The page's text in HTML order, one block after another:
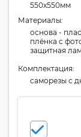
550x550мм
Материалы:
основа -
плёнка с
защитная
Комплектация:
cаморезы с